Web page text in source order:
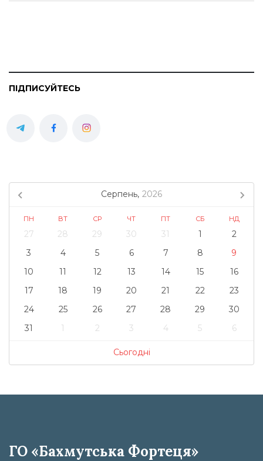
ПІДПИСУЙТЕСЬ
Серпень, 2026
ПН ВТ СР ЧТ ПТ СБ НД
27 28 29 30 31 1
2
3
4 5 6 7 8
9
10
11 12 13 14 15
16
17
18 19 20 21 22
23
24
25 26 27 28 29
30
31
1 2 3 4 5 6
Сьогодні
ГО «Бахмутська Фортеця»